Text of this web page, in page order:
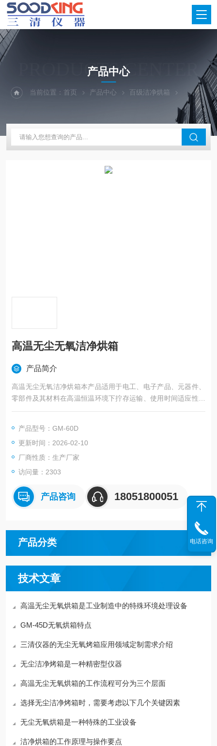
PRODUCTS CENTER
产品中心
当前位置：首页 产品中心 百级洁净烘箱 百级洁净
高温无尘无氧洁净烘箱
产品简介
高温无尘无氧洁净烘箱本产品适用于电工、电子产品、元器件、
零部件及其材料在高温恒温环境下拧存运输、使用时间适应性试
验。
产品型号：GM-60D
更新时间：2026-02-10
厂商性质：生产厂家
访问量：2303
产品咨询 18051800051
产品分类
技术文章
高温无尘无氧烘箱是工业制造中的特殊环境处理设备
GM-45D无氧烘箱特点
三清仪器的无尘无氧烤箱应用领域定制需求介绍
无尘洁净烤箱是一种精密型仪器
高温无尘无氧烘箱的工作流程可分为三个层面
选择无尘洁净烤箱时，需要考虑以下几个关键因素
无尘无氧烘箱是一种特殊的工业设备
洁净烘箱的工作原理与操作要点
电话咨询